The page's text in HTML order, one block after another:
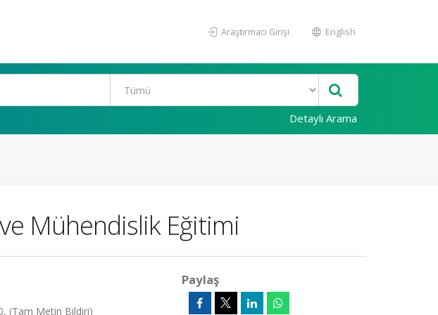
Araştırmacı Girişi English
Detaylı Arama
Mühendislik Eğitimi
(Tam Metin Bildiri)
Paylaş